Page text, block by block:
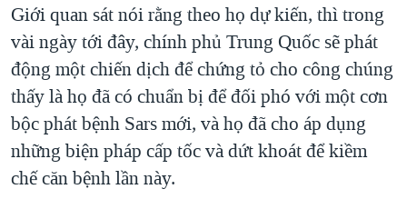
Giới quan sát nói rằng theo họ dự kiến, thì trong
vài ngày tới đây, chính phủ Trung Quốc sẽ phát
động một chiến dịch để chứng tỏ cho công chúng
thấy là họ đã có chuẩn bị để đối phó với một cơn
bộc phát bệnh Sars mới, và họ đã cho áp dụng
những biện pháp cấp tốc và dứt khoát để kiềm
chế căn bệnh lần này.